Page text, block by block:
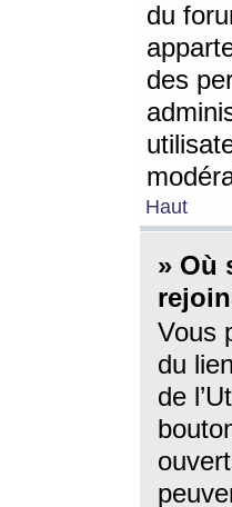
du
des
Haut
» Où
Vous
du
de